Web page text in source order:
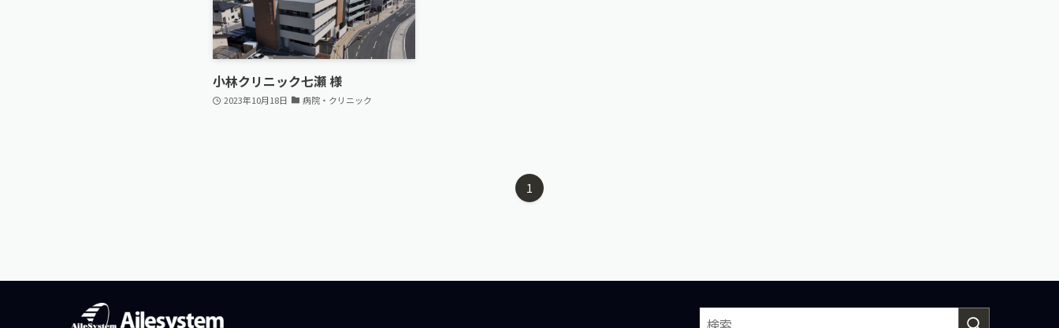
小林クリニック七瀬 様
2023年10月18日 病院・クリニック
1